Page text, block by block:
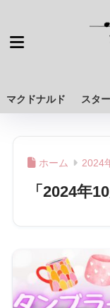
マクドナルド スタ
ホーム 2024
「2024年